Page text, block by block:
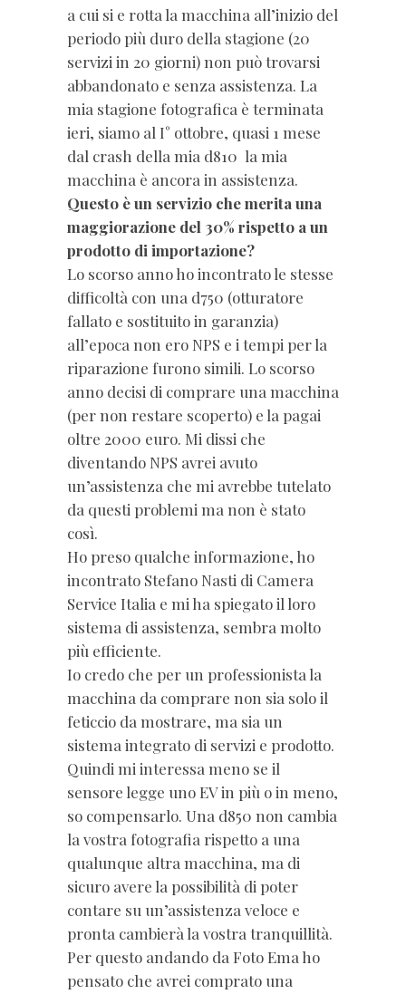
a cui si e rotta la macchina all’inizio del
periodo più duro della stagione (20
servizi in 20 giorni) non può trovarsi
abbandonato e senza assistenza. La
mia stagione fotografica è terminata
ieri, siamo al I° ottobre, quasi 1 mese
dal crash della mia d810 la mia
macchina è ancora in assistenza.
Questo è un servizio che merita una
maggiorazione del 30% rispetto a un
prodotto di importazione?
Lo scorso anno ho incontrato le stesse
difficoltà con una d750 (otturatore
fallato e sostituito in garanzia)
all’epoca non ero NPS e i tempi per la
riparazione furono simili. Lo scorso
anno decisi di comprare una macchina
(per non restare scoperto) e la pagai
oltre 2000 euro. Mi dissi che
diventando NPS avrei avuto
un’assistenza che mi avrebbe tutelato
da questi problemi ma non è stato
così.
Ho preso qualche informazione, ho
incontrato Stefano Nasti di Camera
Service Italia e mi ha spiegato il loro
sistema di assistenza, sembra molto
più efficiente.
Io credo che per un professionista la
macchina da comprare non sia solo il
feticcio da mostrare, ma sia un
sistema integrato di servizi e prodotto.
Quindi mi interessa meno se il
sensore legge uno EV in più o in meno,
so compensarlo. Una d850 non cambia
la vostra fotografia rispetto a una
qualunque altra macchina, ma di
sicuro avere la possibilità di poter
contare su un’assistenza veloce e
pronta cambierà la vostra tranquillità.
Per questo andando da Foto Ema ho
pensato che avrei comprato una